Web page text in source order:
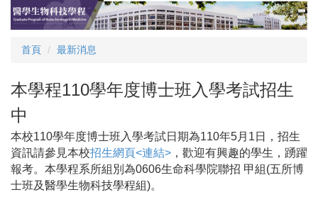
跳
到
容
首頁 最新消息
本學程110學年度博士班入學考試招生
中
本校110學年度博士班入學考試日期為110年5月1日，招生
資訊請參見本校招生網頁<連結> ，歡迎有興趣的學生，踴躍
報考。本學程系所組別為0606生命科學院聯招 甲組(五所博
士班及醫學生物科技學程組)。